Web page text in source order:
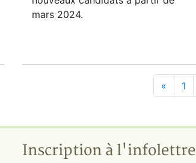
mars 2024.
« 1
Inscription à l'infolettre